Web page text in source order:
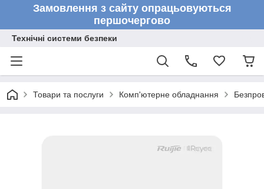
Замовлення з сайту опрацьовуються
першочергово
Технічні системи безпеки
Товари та послуги Комп'ютерне обладнання